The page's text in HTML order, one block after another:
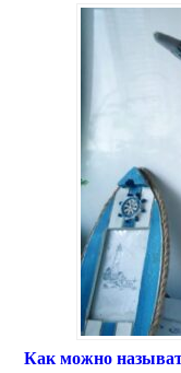
Как можно